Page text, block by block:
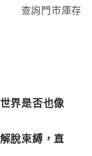
查詢門市庫存
界是否也像
脫束縛，直